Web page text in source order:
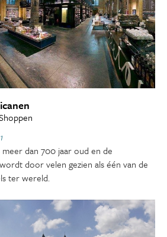
dan 700 jaar oud en de
door velen gezien als één van de
ter wereld.